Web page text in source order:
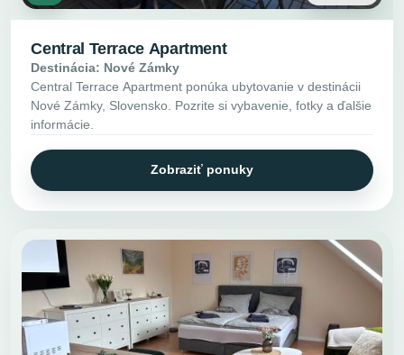
Central Terrace Apartment
Destinácia: Nové Zámky
Central Terrace Apartment ponúka ubytovanie v destinácii
Nové Zámky, Slovensko. Pozrite si vybavenie, fotky a ďalšie
informácie.
Zobraziť ponuky